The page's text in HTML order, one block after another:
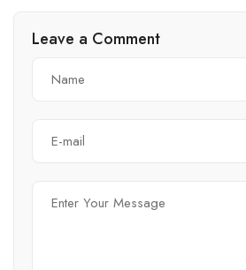
Leave a Comment